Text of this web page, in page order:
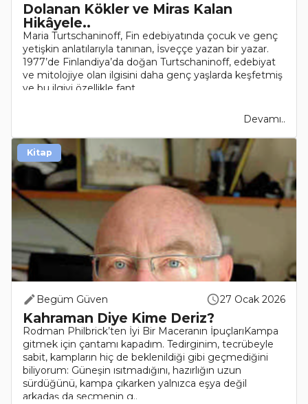
Dolanan Kökler ve Miras Kalan
Hikâyele..
Maria Turtschaninoff, Fin edebiyatında çocuk ve genç
yetişkin anlatılarıyla tanınan, İsveççe yazan bir yazar.
1977’de Finlandiya’da doğan Turtschaninoff, edebiyat
ve mitolojiye olan ilgisini daha genç yaşlarda keşfetmiş
ve bu ilgiyi özellikle fant..
Devamı..
Begüm Güven 27 Ocak 2026
Kahraman Diye Kime Deriz?
Rodman Philbrick’ten İyi Bir Maceranın İpuçlarıKampa
gitmek için çantamı kapadım. Tedirginim, tecrübeyle
sabit, kampların hiç de beklenildiği gibi geçmediğini
biliyorum: Güneşin ısıtmadığını, hazırlığın uzun
sürdüğünü, kampa çıkarken yalnızca eşya değil
arkadaş da seçmenin g..
Kitap